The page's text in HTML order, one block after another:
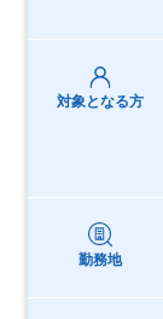
対象となる方
勤務地